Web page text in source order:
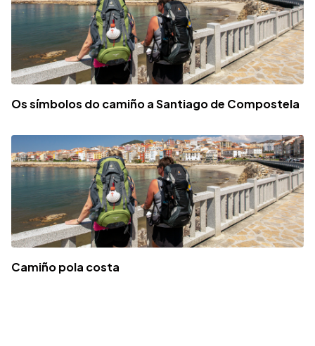
Os símbolos do camiño a Santiago de Compostela
Camiño pola costa